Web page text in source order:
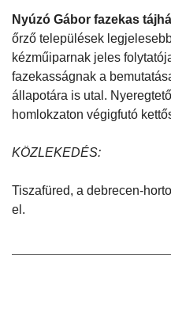
Nyúzó Gábor fazekas
őrző települések
kézműiparnak jeles
fazekasságnak a
állapotára is utal.
homlokzaton végigfutó
KÖZLEKEDÉS:
Tiszafüred, a debrecen-
el.